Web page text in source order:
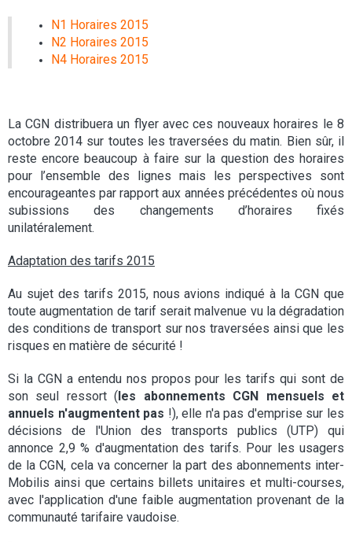
N1 Horaires 2015
N2 Horaires 2015
N4 Horaires 2015
La CGN distribuera un flyer avec ces nouveaux horaires le 8
octobre 2014 sur toutes les traversées du matin. Bien sûr, il
reste encore beaucoup à faire sur la question des horaires
pour l’ensemble des lignes mais les perspectives sont
encourageantes par rapport aux années précédentes où nous
subissions des changements d’horaires fixés
unilatéralement.
Adaptation des tarifs 2015
Au sujet des tarifs 2015, nous avions indiqué à la CGN que
toute augmentation de tarif serait malvenue vu la dégradation
des conditions de transport sur nos traversées ainsi que les
risques en matière de sécurité !
Si la CGN a entendu nos propos pour les tarifs qui sont de
son seul ressort (les abonnements CGN mensuels et
annuels n'augmentent pas !), elle n'a pas d'emprise sur les
décisions de l'Union des transports publics (UTP) qui
annonce 2,9 % d'augmentation des tarifs. Pour les usagers
de la CGN, cela va concerner la part des abonnements inter-
Mobilis ainsi que certains billets unitaires et multi-courses,
avec l'application d'une faible augmentation provenant de la
communauté tarifaire vaudoise.